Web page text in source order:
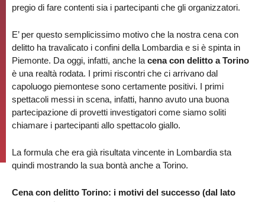
pregio di fare contenti sia i partecipanti che gli organizzatori.
E’ per questo semplicissimo motivo che la nostra cena con
delitto ha travalicato i confini della Lombardia e si è spinta in
Piemonte. Da oggi, infatti, anche la cena con delitto a Torino
è una realtà rodata. I primi riscontri che ci arrivano dal
capoluogo piemontese sono certamente positivi. I primi
spettacoli messi in scena, infatti, hanno avuto una buona
partecipazione di provetti investigatori come siamo soliti
chiamare i partecipanti allo spettacolo giallo.
La formula che era già risultata vincente in Lombardia sta
quindi mostrando la sua bontà anche a Torino.
Cena con delitto Torino: i motivi del successo (dal lato